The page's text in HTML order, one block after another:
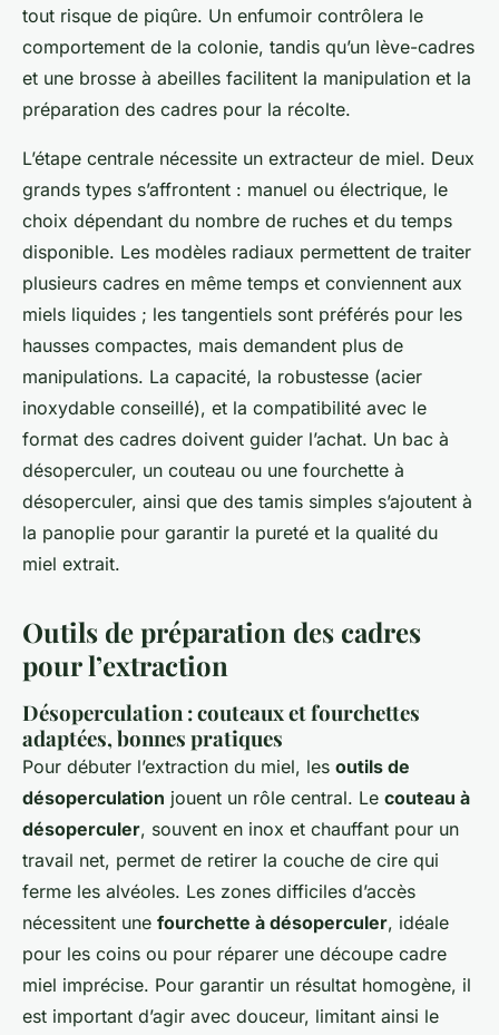
tout risque de piqûre. Un enfumoir contrôlera le
comportement de la colonie, tandis qu’un lève-cadres
et une brosse à abeilles facilitent la manipulation et la
préparation des cadres pour la récolte.
L’étape centrale nécessite un extracteur de miel. Deux
grands types s’affrontent : manuel ou électrique, le
choix dépendant du nombre de ruches et du temps
disponible. Les modèles radiaux permettent de traiter
plusieurs cadres en même temps et conviennent aux
miels liquides ; les tangentiels sont préférés pour les
hausses compactes, mais demandent plus de
manipulations. La capacité, la robustesse (acier
inoxydable conseillé), et la compatibilité avec le
format des cadres doivent guider l’achat. Un bac à
désoperculer, un couteau ou une fourchette à
désoperculer, ainsi que des tamis simples s’ajoutent à
la panoplie pour garantir la pureté et la qualité du
miel extrait.
Outils de préparation des cadres
pour l’extraction
Désoperculation : couteaux et fourchettes
adaptées, bonnes pratiques
Pour débuter l’extraction du miel, les outils de
désoperculation jouent un rôle central. Le couteau à
désoperculer, souvent en inox et chauffant pour un
travail net, permet de retirer la couche de cire qui
ferme les alvéoles. Les zones difficiles d’accès
nécessitent une fourchette à désoperculer, idéale
pour les coins ou pour réparer une découpe cadre
miel imprécise. Pour garantir un résultat homogène, il
est important d’agir avec douceur, limitant ainsi le